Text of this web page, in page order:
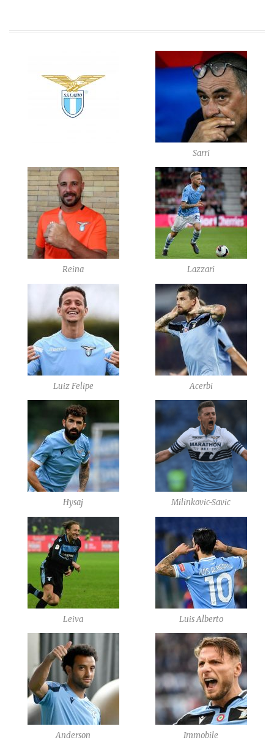
Sarri
Reina Lazzari
Luiz Felipe Acerbi
Hysaj Milinkovic-Savic
Leiva Luis Alberto
Anderson Immobile